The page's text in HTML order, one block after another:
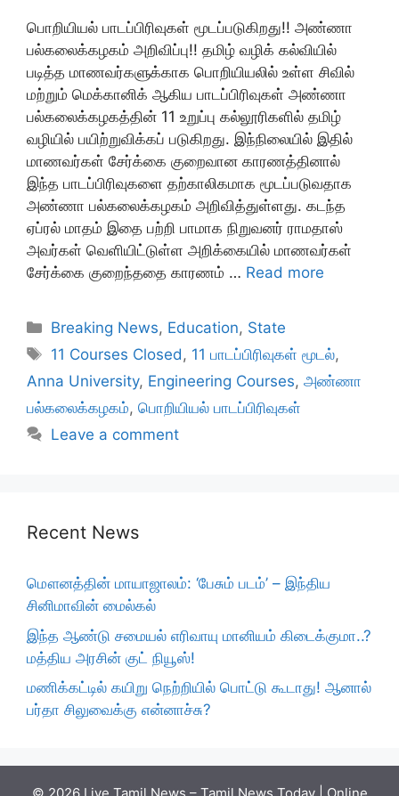
பொறியியல் பாடப்பிரிவுகள் மூடப்படுகிறது!! அண்ணா
பல்கலைக்கழகம் அறிவிப்பு!! தமிழ் வழிக் கல்வியில்
படித்த மாணவர்களுக்காக பொறியியலில் உள்ள சிவில்
மற்றும் மெக்கானிக் ஆகிய பாடப்பிரிவுகள் அண்ணா
பல்கலைக்கழகத்தின் 11 உறுப்பு கல்லூரிகளில் தமிழ்
வழியில் பயிற்றுவிக்கப் படுகிறது. இந்நிலையில் இதில்
மாணவர்கள் சேர்க்கை குறைவான காரணத்தினால்
இந்த பாடப்பிரிவுகளை தற்காலிகமாக மூடப்படுவதாக
அண்ணா பல்கலைக்கழகம் அறிவித்துள்ளது. கடந்த
ஏப்ரல் மாதம் இதை பற்றி பாமாக நிறுவனர் ராமதாஸ்
அவர்கள் வெளியிட்டுள்ள அறிக்கையில் மாணவர்கள்
சேர்க்கை குறைந்ததை காரணம் … Read more
Categories
Breaking News, Education, State
Tags
11 Courses Closed, 11 பாடப்பிரிவுகள் மூடல்,
Anna University, Engineering Courses, அண்ணா
பல்கலைக்கழகம், பொறியியல் பாடப்பிரிவுகள்
Leave a comment
Recent News
மௌனத்தின் மாயாஜாலம்: ‘பேசும் படம்’ – இந்திய
சினிமாவின் மைல்கல்
இந்த ஆண்டு சமையல் எரிவாயு மானியம் கிடைக்குமா..?
மத்திய அரசின் குட் நியூஸ்!
மணிக்கட்டில் கயிறு நெற்றியில் பொட்டு கூடாது! ஆனால்
பர்தா சிலுவைக்கு என்னாச்சு?